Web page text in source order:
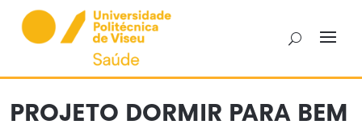
content
PROJETO DORMIR PARA BEM